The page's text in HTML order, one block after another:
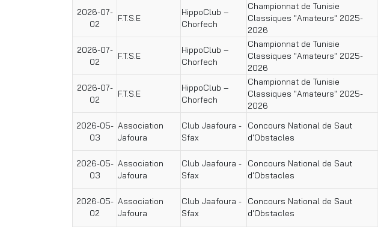
2026-07-
02
F.T.S.E
HippoClub –
Chorfech
Championnat de Tunisie
Classiques "Amateurs" 2025-
2026
2026-07-
02
F.T.S.E
HippoClub –
Chorfech
Championnat de Tunisie
Classiques "Amateurs" 2025-
2026
2026-07-
02
F.T.S.E
HippoClub –
Chorfech
Championnat de Tunisie
Classiques "Amateurs" 2025-
2026
2026-05-
03
Association
Jafoura
Club Jaafoura -
Sfax
Concours National de Saut
d'Obstacles
2026-05-
03
Association
Jafoura
Club Jaafoura -
Sfax
Concours National de Saut
d'Obstacles
2026-05-
02
Association
Jafoura
Club Jaafoura -
Sfax
Concours National de Saut
d'Obstacles